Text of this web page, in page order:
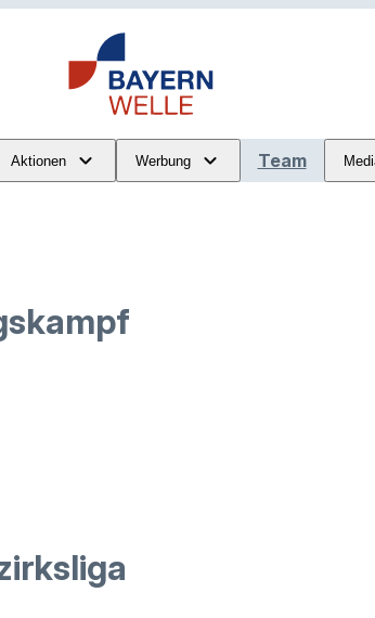
Aktionen Werbung Team